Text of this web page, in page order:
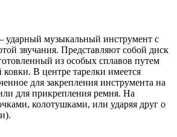
музыкальный инструмент с
звучания. Представляют собой диск
из особых сплавов путем
В центре тарелки имеется
для закрепления инструмента на
для прикрепления ремня. На
колотушками, или ударяя друг о